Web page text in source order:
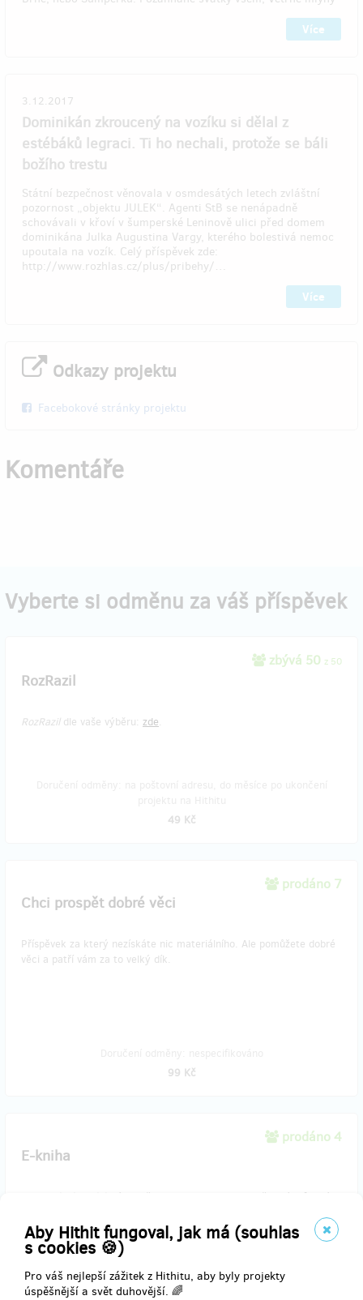
Aby Hithit fungoval, jak má (souhlas
s cookies 🍪)
Pro váš nejlepší zážitek z Hithitu, aby byly projekty
úspěšnější a svět duhovější. 🌈
Více
3.12.2017
Dominikán zkroucený na vozíku si dělal z
estébáků legraci. Ti ho nechali, protože se báli
božího trestu
Státní bezpečnost věnovala v osmdesátých letech zvláštní
pozornost „objektu JULEK“. Agenti StB se nenápadně
schovávali v křoví v šumperské Leninově ulici před domem
dominikána Julka Augustina Vargy, kterého bolestivá nemoc
upoutala na vozík. Celý příspěvek zde:
http://www.rozhlas.cz/plus/pribehy/…
Více
Odkazy projektu
Facebokové stránky projektu
Komentáře
Vyberte si odměnu za váš příspěvek
zbývá 50 z 50
RozRazil
RozRazildle vaše výběru: zde.
49 Kč
prodáno 7
Chci prospět dobré věci
Příspěvek za který nezískáte nic materiálního. Ale pomůžete dobré
věci a patří vám za to velký dík.
99 Kč
prodáno 4
E-kniha
vám pošleme jako e-knihu. Napište nám formát,
Doručení odměny: na poštovní adresu, do měsíce po ukončení
projektu na Hithitu